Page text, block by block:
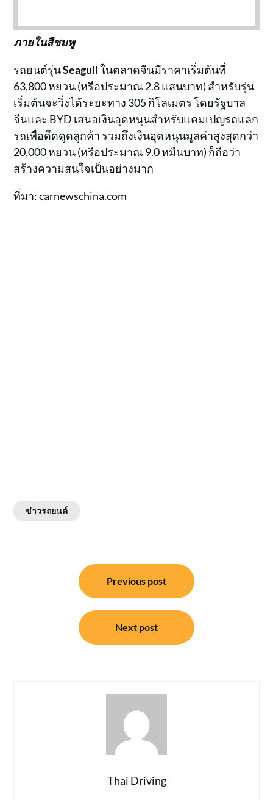
ภายในสีชมพู
รถยนต์รุ่นSeagullในตลาดจีนมีราคาเริ่มต้นที่
63,800 หยวน (หรือประมาณ 2.8 แสนบาท) สำหรับรุ่น
เริ่มต้นจะวิ่งได้ระยะทาง 305 กิโลเมตร โดยรัฐบาล
จีนและ BYD เสนอเงินอุดหนุนสำหรับแคมเปญรถแลก
รถเพื่อดึดดูดลูกค้า รวมถึงเงินอุดหนุนมูลค่าสูงสุดกว่า
20,000 หยวน (หรือประมาณ 9.0 หมื่นบาท) ก็ถือว่า
สร้างความสนใจเป็นอย่างมาก
ที่มา:carnewschina.com
ข่าวรถยนต์
Previous post
Next post
Thai Driving